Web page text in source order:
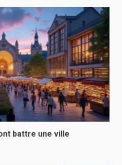
battre une ville